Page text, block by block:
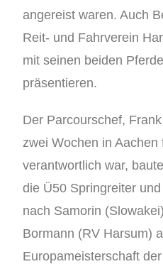
angereist waren. Auch
Reit- und Fahrverein
mit seinen beiden
präsentieren.
Der Parcourschef,
zwei Wochen in
verantwortlich war,
die Ü50 Springreiter
nach Samorin
Bormann (RV Harsum)
Europameisterschaft